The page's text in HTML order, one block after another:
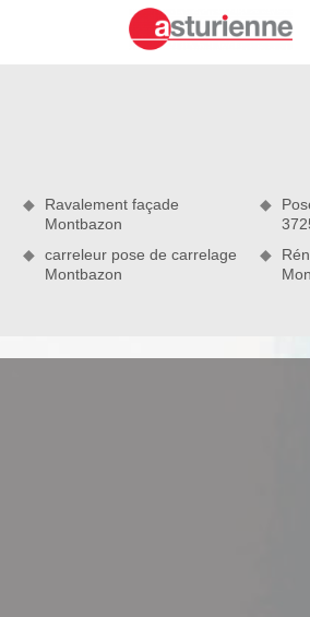
DS Entretien 37, entreprise de
Vous êtes à la recherche d’un
vous octroyant une écoute attentive et
Pour vos travaux de terrasse à
maçonnerie fiable qui accompagnera
rénovation, nous sommes à même de
Ravalement façade
Montbazon
carreleur pose de carrelage
Montbazon